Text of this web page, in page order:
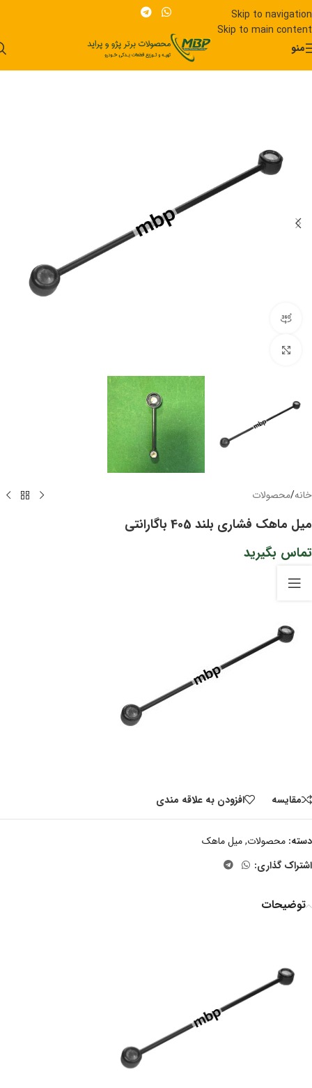
Skip to navigation
Skip to main content
منو
خانه/محصولات
میل ماهک فشاری بلند 405 باگارانتی
تماس بگیرید
مقايسه افزودن به علاقه مندی
دسته: محصولات,میل ماهک
اشتراک گذاری:
توضیحات